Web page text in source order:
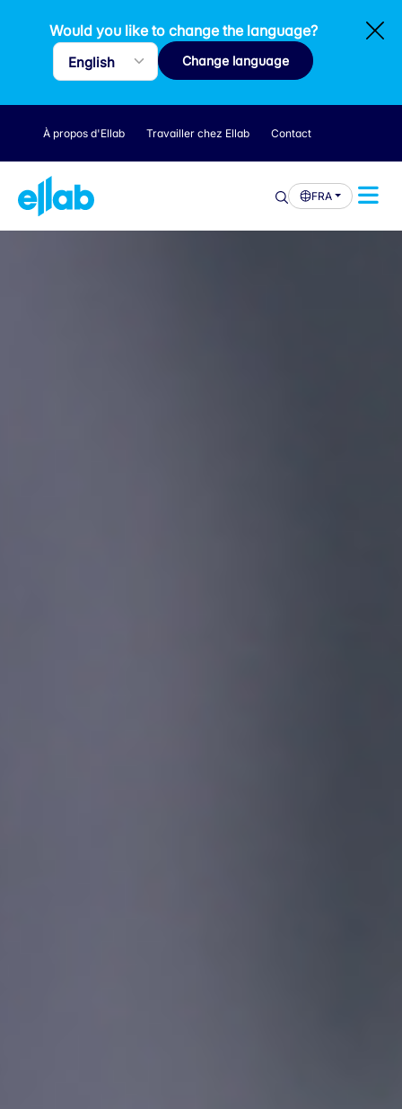
Would you like to change the language?
Change language
À propos d'Ellab Travailler chez Ellab Contact
FRA